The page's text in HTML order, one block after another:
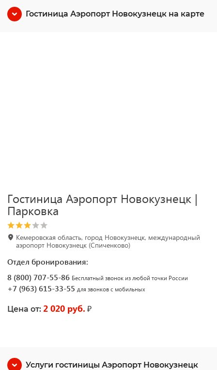
Гостиница Аэропорт Новокузнецк на карте
Гостиница Аэропорт Новокузнецк |
Парковка
Кемеровская область, город Новокузнецк, международный
аэропорт Новокузнецк (Спиченково)
Отдел бронирования:
8 (800) 707-55-86 Бесплатный звонок из любой точки России
+7 (963) 615-33-55 для звонков с мобильных
Цена от: 2 020 руб. ₽
Услуги гостиницы Аэропорт Новокузнецк